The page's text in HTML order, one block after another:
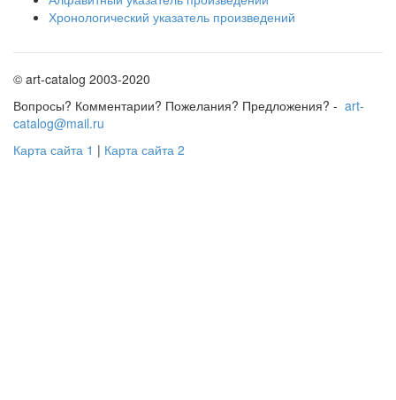
Хронологический указатель произведений
© art-catalog 2003-2020
Вопросы? Комментарии? Пожелания? Предложения? - art-
catalog@mail.ru
Карта сайта 1 | Карта сайта 2